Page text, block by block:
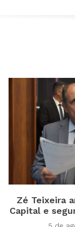
Zé Teixeira
Capital e